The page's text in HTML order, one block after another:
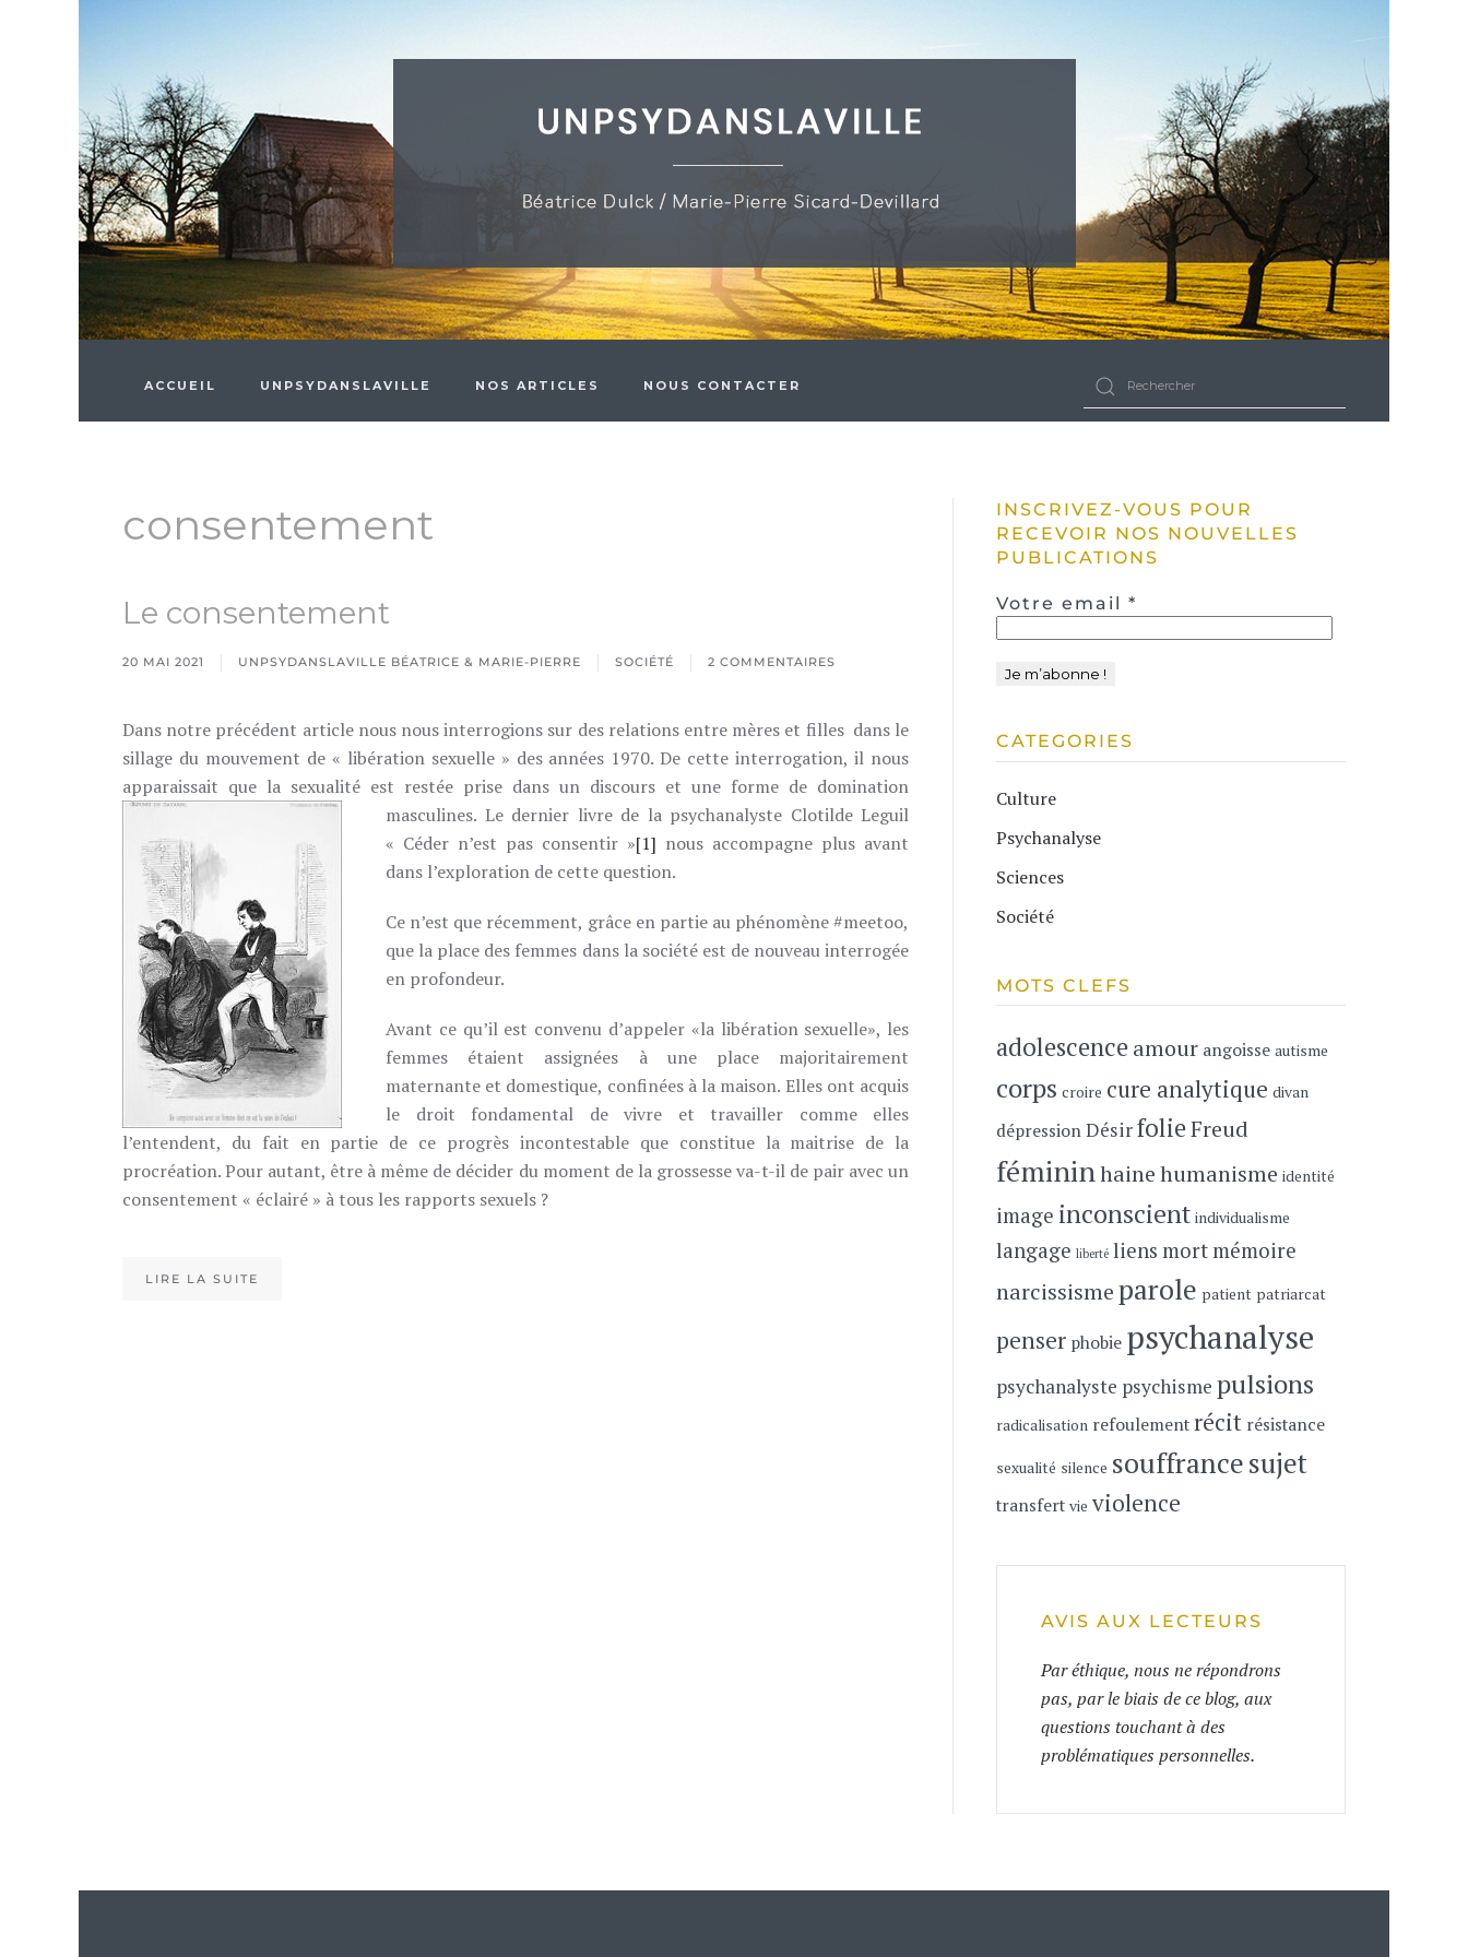
ACCUEIL UNPSYDANSLAVILLE NOS ARTICLES NOUS CONTACTER
consentement
Le consentement
20 MAI 2021 UNPSYDANSLAVILLE BÉATRICE & MARIE-PIERRE SOCIÉTÉ 2 COMMENTAIRES
SUR
Dans notre précédent article nous nous interrogions sur des relations entre mères et filles dans le
sillage du mouvement de « libération sexuelle » des années 1970. De cette interrogation, il nous
apparaissait que la sexualité est restée prise dans un discours et une forme de domination
masculines. Le dernier livre de la psychanalyste Clotilde Leguil
« Céder n’est pas consentir »[1] nous accompagne plus avant
dans l’exploration de cette question.
Ce n’est que récemment, grâce en partie au phénomène #meetoo,
que la place des femmes dans la société est de nouveau interrogée
en profondeur.
Avant ce qu’il est convenu d’appeler «la libération sexuelle», les
femmes étaient assignées à une place majoritairement
maternante et domestique, confinées à la maison. Elles ont acquis
le droit fondamental de vivre et travailler comme elles
l’entendent, du fait en partie de ce progrès incontestable que constitue la maitrise de la
procréation. Pour autant, être à même de décider du moment de la grossesse va-t-il de pair avec un
consentement « éclairé » à tous les rapports sexuels ?
LIRE LA SUITE
INSCRIVEZ-VOUS POUR
RECEVOIR NOS NOUVELLES
PUBLICATIONS
Votre email*
CATEGORIES
Culture
Psychanalyse
Sciences
Société
MOTS CLEFS
adolescenceamour angoisse autisme
corps croire cure analytique divan
dépressionDésirfolieFreud
fémininhainehumanisme identité
image inconscient individualisme
langage liberté liens mortmémoire
narcissismeparole patient patriarcat
penser phobie psychanalyse
psychanalyste psychisme pulsions
radicalisation refoulementrécit résistance
sexualité silence souffrancesujet
transfert vie violence
AVIS AUX LECTEURS
Par éthique, nous ne répondrons
pas, par le biais de ce blog, aux
questions touchant à des
problématiques personnelles.